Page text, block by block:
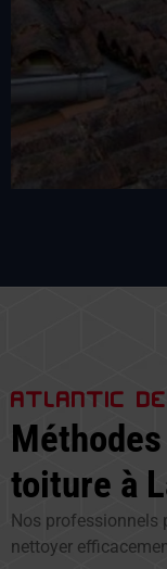
ATLANTIC
toiture à
Nos professionnels
nettoyer